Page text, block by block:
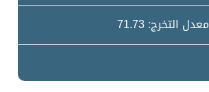
معدل التخرج: 71.73